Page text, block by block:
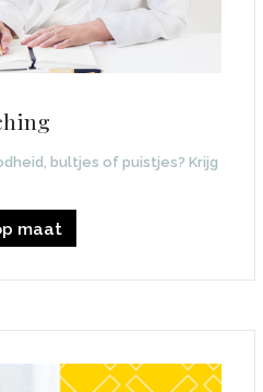
bultjes of puistjes? Krijg
maat